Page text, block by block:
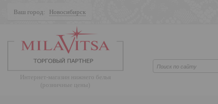
Ваш город: Новосибирск
Интернет-магазин нижнего белья
(розничные цены)